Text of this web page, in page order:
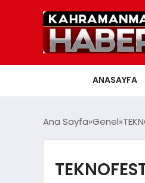
ANASAYFA
Ana Sayfa Genel